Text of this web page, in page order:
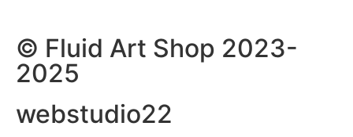
© Fluid Art Shop 2023-
2025
webstudio22